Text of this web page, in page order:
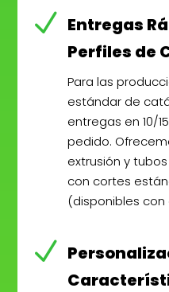
N Entregas
Perfiles de
Para las
estándar de
entregas en 10/
pedido.
extrusión y
con cortes
(disponibles
N